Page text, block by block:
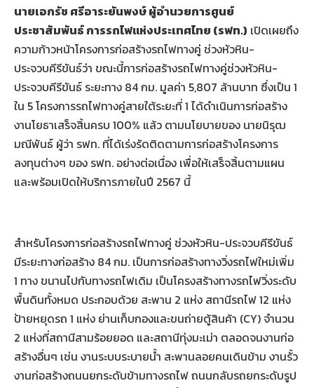
นายเอกรัช ศรีอาระยันพงษ์ ผู้อำนวยการศูนย์
ประชาสัมพันธ์ การรถไฟแห่งประเทศไทย (รฟท.) เปิดเผยถึง
ความก้าวหน้าโครงการก่อสร้างรถไฟทางคู่ ช่วงหัวหิน-
ประจวบคีรีขันธ์ว่า ขณะนี้การก่อสร้างรถไฟทางคู่ช่วงหัวหิน-
ประจวบคีรีขันธ์ ระยะทาง 84 กม. มูลค่า 5,807 ล้านบาท ซึ่งเป็น 1
ใน 5 โครงการรถไฟทางคู่สายใต้ระยะที่ 1 ได้ดำเนินการก่อสร้าง
งานโยธาเสร็จสิ้นครบ 100% แล้ว ตามนโยบายของ นายนิรุฒ
มณีพันธ์ ผู้ว่า รฟท. ที่ได้เร่งรัดติดตามการก่อสร้างโครงการ
ลงทุนต่างๆ ของ รฟท. อย่างต่อเนื่อง เพื่อให้เสร็จสิ้นตามแผน
และพร้อมเปิดให้บริการภายในปี 2567 นี้
สำหรับโครงการก่อสร้างรถไฟทางคู่ ช่วงหัวหิน-ประจวบคีรีขันธ์
มีระยะทางก่อสร้าง 84 กม. เป็นการก่อสร้างทางวิ่งรถไฟใหม่เพิ่ม
1 ทาง ขนานไปกับทางรถไฟเดิม เป็นโครงสร้างทางรถไฟวิ่งระดับ
พื้นดินทั้งหมด ประกอบด้วย สะพาน 2 แห่ง สถานีรถไฟ 12 แห่ง
ป้ายหยุดรถ 1 แห่ง ย่านเก็บกองและขนถ่ายตู้สินค้า (CY) จำนวน
2 แห่งที่สถานีสามร้อยยอด และสถานีทุ่งมะเม่า ตลอดจนงานก่อ
สร้างอื่นๆ เช่น งานระบบระบายน้ำ สะพานลอยคนเดินข้าม งานรั้ว
งานก่อสร้างถนนยกระดับข้ามทางรถไฟ ถนนกลับรถยกระดับรูป